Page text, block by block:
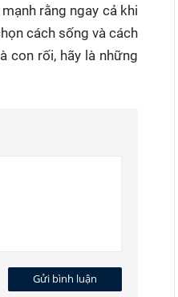
rằng ngay cả khi
cách sống và cách
con rối, hãy là những
Gửi bình luận